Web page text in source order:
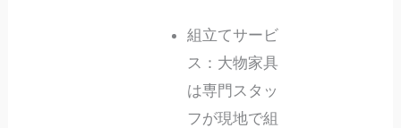
組立てサービ
ス：大物家具
は専門スタッ
フが現地で組